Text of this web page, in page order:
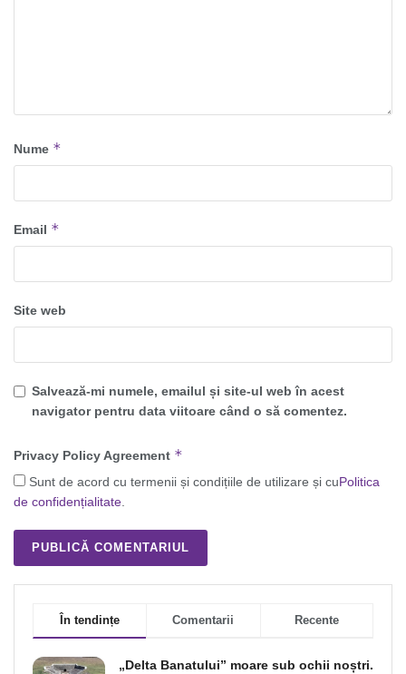
Nume *
Email *
Site web
Salvează-mi numele, emailul și site-ul web în acest
navigator pentru data viitoare când o să comentez.
Privacy Policy Agreement *
Sunt de acord cu termenii și condițiile de utilizare și cuPolitica
de confidențialitate.
În tendințe Comentarii Recente
„Delta Banatului” moare sub ochii noștri.